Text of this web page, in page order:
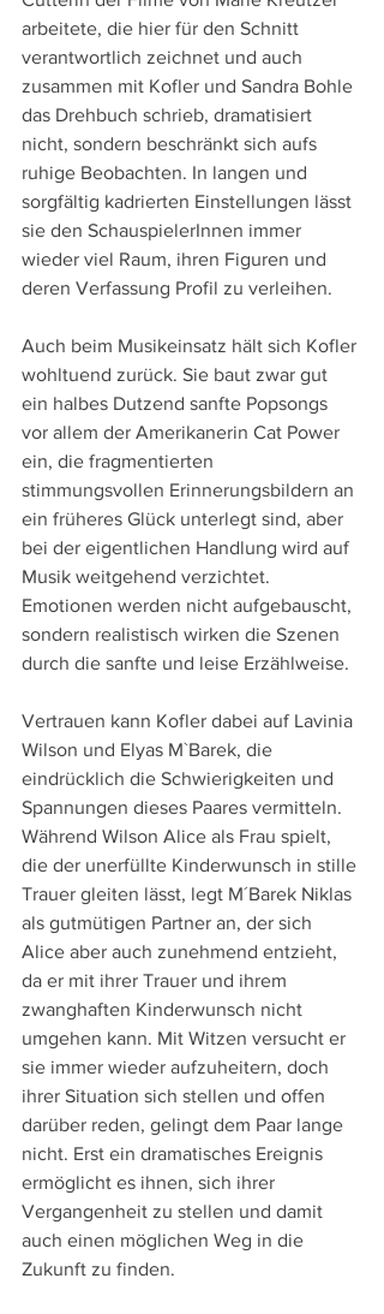
arbeitete, die hier für den Schnitt
verantwortlich zeichnet und auch
zusammen mit Kofler und Sandra Bohle
das Drehbuch schrieb, dramatisiert
nicht, sondern beschränkt sich aufs
ruhige Beobachten. In langen und
sorgfältig kadrierten Einstellungen lässt
sie den SchauspielerInnen immer
wieder viel Raum, ihren Figuren und
deren Verfassung Profil zu verleihen.
Auch beim Musikeinsatz hält sich Kofler
wohltuend zurück. Sie baut zwar gut
ein halbes Dutzend sanfte Popsongs
vor allem der Amerikanerin Cat Power
ein, die fragmentierten
stimmungsvollen Erinnerungsbildern an
ein früheres Glück unterlegt sind, aber
bei der eigentlichen Handlung wird auf
Musik weitgehend verzichtet.
Emotionen werden nicht aufgebauscht,
sondern realistisch wirken die Szenen
durch die sanfte und leise Erzählweise.
Vertrauen kann Kofler dabei auf Lavinia
Wilson und Elyas M`Barek, die
eindrücklich die Schwierigkeiten und
Spannungen dieses Paares vermitteln.
Während Wilson Alice als Frau spielt,
die der unerfüllte Kinderwunsch in stille
Trauer gleiten lässt, legt M´Barek Niklas
als gutmütigen Partner an, der sich
Alice aber auch zunehmend entzieht,
da er mit ihrer Trauer und ihrem
zwanghaften Kinderwunsch nicht
umgehen kann. Mit Witzen versucht er
sie immer wieder aufzuheitern, doch
ihrer Situation sich stellen und offen
darüber reden, gelingt dem Paar lange
nicht. Erst ein dramatisches Ereignis
ermöglicht es ihnen, sich ihrer
Vergangenheit zu stellen und damit
auch einen möglichen Weg in die
Zukunft zu finden.